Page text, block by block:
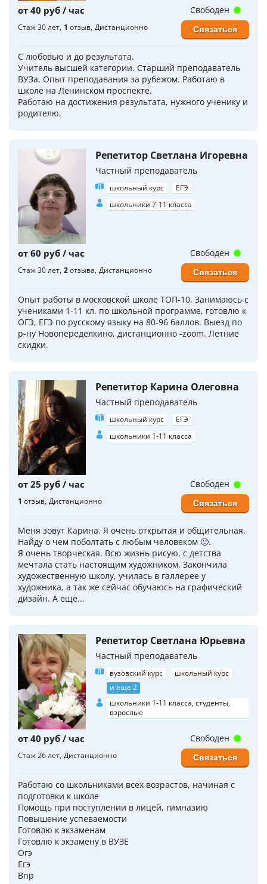
от 40 руб / час
Стаж 30 лет 1 отзыв Дистанционно
С любовью и до результата.
Учитель высшей категории. Старший преподаватель
ВУЗа. Опыт преподавания за рубежом. Работаю в
школе на Ленинском проспекте.
Работаю на достижения результата, нужного ученику и
родителю.
Свободен
Связаться
Репетитор Светлана Игоревна
Частный преподаватель
школьный курс
ЕГЭ
школьники 7-11 класса
от 60 руб / час
Стаж 30 лет 2отзыва Дистанционно
Опыт работы в московской школе ТОП-10. Занимаюсь с
учениками 1-11 кл. по школьной программе, готовлю к
ОГЭ, ЕГЭ по русскому языку на 80-96 баллов. Выезд по
р-ну Новопеределкино, дистанционно -zoom. Летние
скидки.
Свободен
Связаться
Репетитор Карина Олеговна
Частный преподаватель
школьный курс
ЕГЭ
школьники 1-11 класса
от 25 руб / час
1 отзыв Дистанционно
Меня зовут Карина. Я очень открытая и общительная.
Найду о чем поболтать с любым человеком 🙂.
Я очень творческая. Всю жизнь рисую, с детства
мечтала стать настоящим художником. Закончила
художественную школу, училась в галлерее у
художника, а так же сейчас обучаюсь на графический
дизайн. А ещё...
Свободен
Связаться
Репетитор Светлана Юрьевна
Частный преподаватель
вузовский курс
школьный курс
и еще 2
школьники 1-11 класса, студенты,
взрослые
от 40 руб / час
Стаж 26 лет Дистанционно
Работаю со школьниками всех возрастов, начиная с
подготовки к школе
Помощь при поступлении в лицей, гимназию
Повышение успеваемости
Готовлю к экзаменам
Готовлю к экзамену в ВУЗЕ
Огэ
Егэ
Впр
Свободен
Связаться